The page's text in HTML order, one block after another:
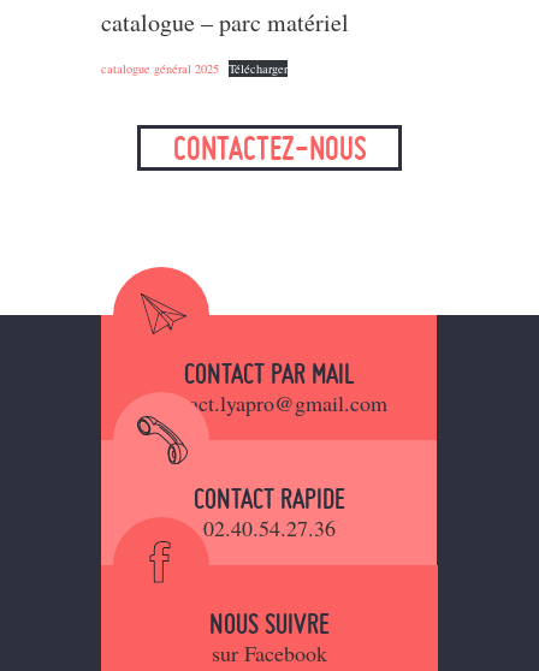
catalogue – parc matériel
catalogue général 2025 Télécharger
CONTACTEZ-NOUS
CONTACT PAR MAIL
contact.lyapro@gmail.com
CONTACT RAPIDE
02.40.54.27.36
NOUS SUIVRE
sur Facebook